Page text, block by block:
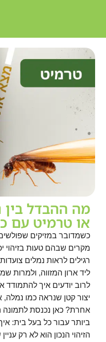
מה ההבדל בין
או טרמיט עם
כשמדובר במזיקים
מקרים שבהם טעות בזיהוי
רגילים לראות נמלים
ליד ארון המזווה, ולמרות
לרוב יודעים איך
יצור קטן שנראה כמו
אחרת? כאן נכנסת
ביותר עבור כל בעל בית:
הזיהוי הנכון הוא לא רק